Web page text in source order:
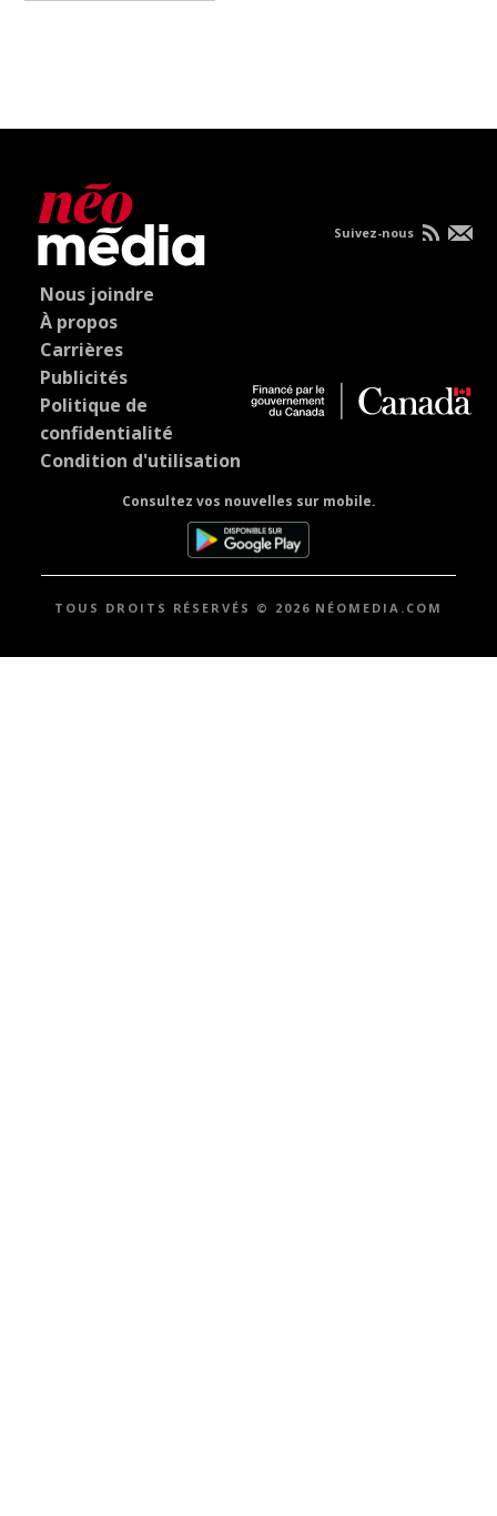
Nous joindre
À propos
Carrières
Publicités
Politique de
confidentialité
Condition d'utilisation
Consultez vos nouvelles sur mobile.
Suivez-nous
TOUS DROITS RÉSERVÉS © 2026 NÉOMEDIA.COM